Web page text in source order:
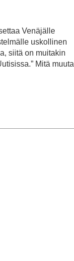
Venäjälle
uskollinen
siitä on muitakin
Mitä muuta